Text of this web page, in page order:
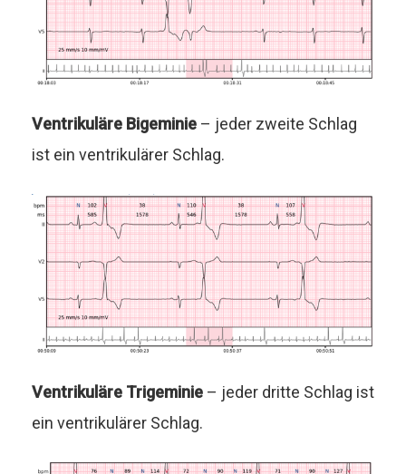
Ventrikuläre Bigeminie – jeder zweite Schlag
ist ein ventrikulärer Schlag.
Ventrikuläre Trigeminie – jeder dritte Schlag ist
ein ventrikulärer Schlag.